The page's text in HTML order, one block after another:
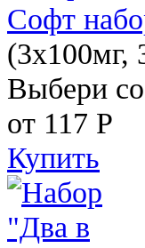
Софт
(3x100мг,
Выбери
от 117 Р
Купить